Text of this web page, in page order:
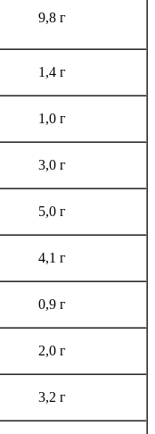
9,8 г
1,4 г
1,0 г
3,0 г
5,0 г
4,1 г
0,9 г
2,0 г
3,2 г